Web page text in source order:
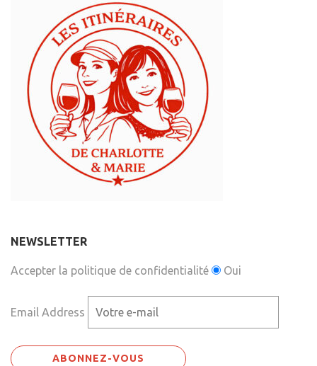
NEWSLETTER
Accepter la politique de confidentialité Oui
Email Address